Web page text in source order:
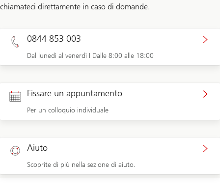
chiamateci direttamente in caso di domande.
0844 853 003
Dal lunedì al venerdì I Dalle 8:00 alle 18:00
Fissare un appuntamento
Per un colloquio individuale
Aiuto
Scoprite di più nella sezione di aiuto.